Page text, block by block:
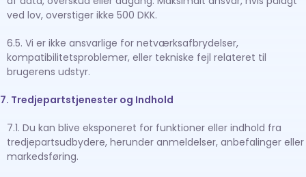
ved lov, overstiger ikke 500 DKK.
6.5. Vi er ikke ansvarlige for netværksafbrydelser,
kompatibilitetsproblemer, eller tekniske fejl relateret til
brugerens udstyr.
7. Tredjepartstjenester og Indhold
7.1. Du kan blive eksponeret for funktioner eller indhold fra
tredjepartsudbydere, herunder anmeldelser, anbefalinger eller
markedsføring.